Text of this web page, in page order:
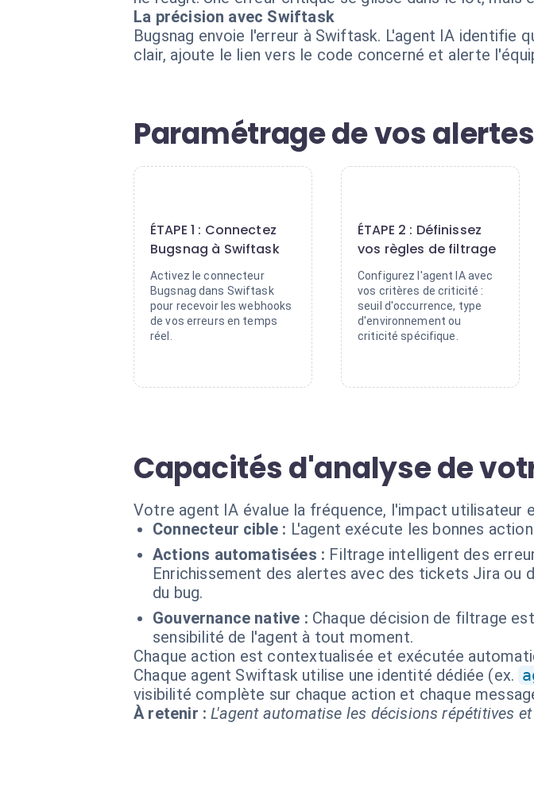
La précision avec Swiftask
Bugsnag envoie l'erreur à Swiftask. L'agent IA identifie
clair, ajoute le lien vers le code concerné et alerte
Paramétrage de vos
ÉTAPE 1 : Connectez
Bugsnag à Swiftask
Activez le connecteur
Bugsnag dans Swiftask
pour recevoir les webhooks
de vos erreurs en temps
réel.
ÉTAPE 2 : Définissez
vos règles de filtrage
Configurez l'agent IA avec
vos critères de criticité :
seuil d'occurrence, type
d'environnement ou
criticité spécifique.
Capacités d'analyse de
Votre agent IA évalue la fréquence, l'impact utilisateur
Connecteur cible : L'agent exécute les bonnes
Actions automatisées : Filtrage intelligent des
Enrichissement des alertes avec des tickets Jira ou
du bug.
Gouvernance native : Chaque décision de filtrage
sensibilité de l'agent à tout moment.
Chaque action est contextualisée et exécutée
Chaque agent Swiftask utilise une identité dédiée (ex.
visibilité complète sur chaque action et chaque
À retenir : L'agent automatise les décisions répétitives